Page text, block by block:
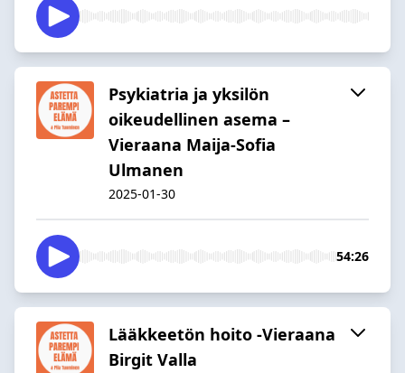
Psykiatria ja yksilön
oikeudellinen asema –
Vieraana Maija-Sofia
Ulmanen
2025-01-30
54:26
Lääkkeetön hoito -Vieraana
Birgit Valla